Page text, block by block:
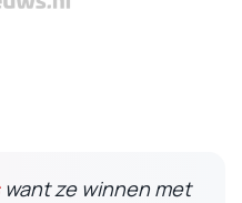
want ze winnen met